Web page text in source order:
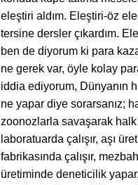
eleştiri aldım. Eleştiri-öz
tersine dersler çıkardım.
ben de diyorum ki para
ne gerek var, öyle kolay
iddia ediyorum, Dünyanın
ne yapar diye sorarsanız;
zoonozlarla savaşarak halk
laboratuarda çalışır, aşı
fabrikasında çalışır,
üretiminde deneticilik